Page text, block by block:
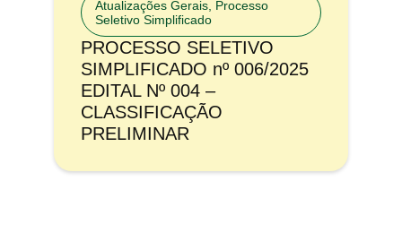
Atualizações Gerais Processo
Seletivo Simplificado
PROCESSO SELETIVO
SIMPLIFICADO nº 006/2025
EDITAL Nº 004 –
CLASSIFICAÇÃO
PRELIMINAR